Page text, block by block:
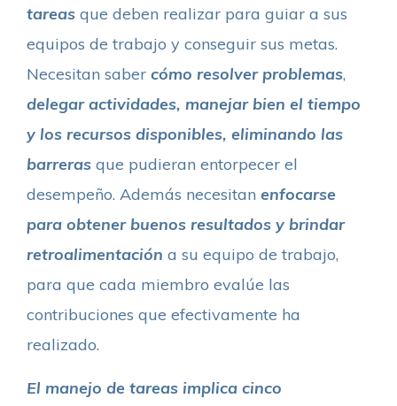
tareas que deben realizar para guiar a sus
equipos de trabajo y conseguir sus metas.
Necesitan saber cómo resolver problemas,
delegar actividades, manejar bien el tiempo
y los recursos disponibles, eliminando las
barreras que pudieran entorpecer el
desempeño. Además necesitan enfocarse
para obtener buenos resultados y brindar
retroalimentación a su equipo de trabajo,
para que cada miembro evalúe las
contribuciones que efectivamente ha
realizado.
El manejo de tareas implica cinco